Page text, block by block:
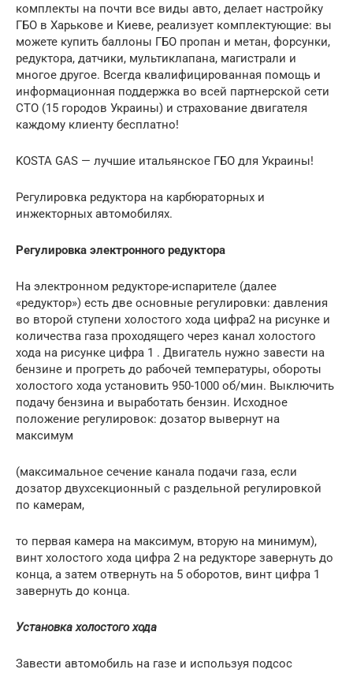
комплекты на почти все виды авто, делает настройку
ГБО в Харькове и Киеве, реализует комплектующие: вы
можете купить баллоны ГБО пропан и метан, форсунки,
редуктора, датчики, мультиклапана, магистрали и
многое другое. Всегда квалифицированная помощь и
информационная поддержка во всей партнерской сети
СТО (15 городов Украины) и страхование двигателя
каждому клиенту бесплатно!
KOSTA GAS — лучшие итальянское ГБО для Украины!
Регулировка редуктора на карбюраторных и
инжекторных автомобилях.
Регулировка электронного редуктора
На электронном редукторе-испарителе (далее
«редуктор») есть две основные регулировки: давления
во второй ступени холостого хода цифра2 на рисунке и
количества газа проходящего через канал холостого
хода на рисунке цифра 1 . Двигатель нужно завести на
бензине и прогреть до рабочей температуры, обороты
холостого хода установить 950-1000 об/мин. Выключить
подачу бензина и выработать бензин. Исходное
положение регулировок: дозатор вывернут на
максимум
(максимальное сечение канала подачи газа, если
дозатор двухсекционный с раздельной регулировкой
по камерам,
то первая камера на максимум, вторую на минимум),
винт холостого хода цифра 2 на редукторе завернуть до
конца, а затем отвернуть на 5 оборотов, винт цифра 1
завернуть до конца.
Установка холостого хода
Завести автомобиль на газе и используя подсос